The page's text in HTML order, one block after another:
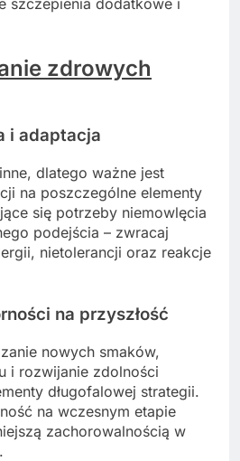
zdrowych
i adaptacja
dlatego ważne jest
na poszczególne elementy
się potrzeby niemowlęcia
podejścia – zwracaj
nietolerancji oraz reakcje
na przyszłość
nowych smaków,
i rozwijanie zdolności
długofalowej strategii.
na wczesnym etapie
zachorowalnością w